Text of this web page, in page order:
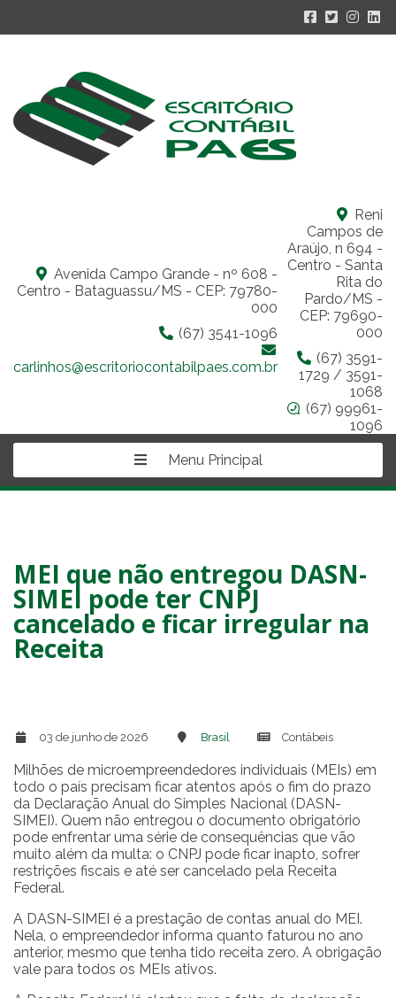
Avenida Campo Grande - nº 608 -
Centro - Bataguassu/MS - CEP: 79780-
000
(67) 3541-1096
carlinhos@escritoriocontabilpaes.com.br
Reni
Campos de
Araújo, n 694 -
Centro - Santa
Rita do
Pardo/MS -
CEP: 79690-
000
(67) 3591-
1729 / 3591-
1068
(67) 99961-
1096
Menu Principal
MEI que não entregou DASN-
SIMEI pode ter CNPJ
cancelado e ficar irregular na
Receita
03 de junho de 2026 Brasil Contábeis
Milhões de microempreendedores individuais (MEIs) em
todo o país precisam ficar atentos após o fim do prazo
da Declaração Anual do Simples Nacional (DASN-
SIMEI). Quem não entregou o documento obrigatório
pode enfrentar uma série de consequências que vão
muito além da multa: o CNPJ pode ficar inapto, sofrer
restrições fiscais e até ser cancelado pela Receita
Federal.
A DASN-SIMEI é a prestação de contas anual do MEI.
Nela, o empreendedor informa quanto faturou no ano
anterior, mesmo que tenha tido receita zero. A obrigação
vale para todos os MEIs ativos.